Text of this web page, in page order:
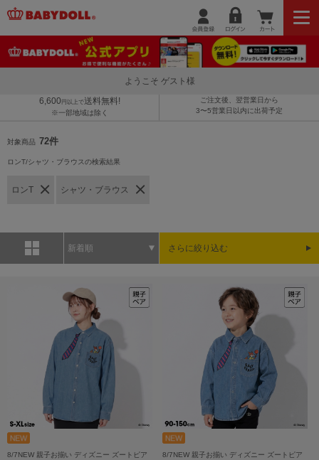
ようこそ ゲスト様
6,600 円以上で送料無料!
※一部地域は除く
ご注文後、翌営業日から
3〜5営業日以内に出荷予定
対象商品 72件
ロンT/シャツ・ブラウスの検索結果
ロンT シャツ・ブラウス
新着順 さらに絞り込む
8/7NEW 親子お揃い ディズニー ズートピア
8/7NEW 親子お揃い ディズニー ズートピア